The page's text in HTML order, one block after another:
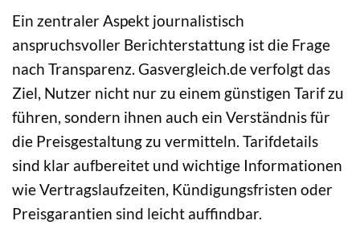
Ein zentraler Aspekt journalistisch
anspruchsvoller Berichterstattung ist die Frage
nach Transparenz. Gasvergleich.de verfolgt das
Ziel, Nutzer nicht nur zu einem günstigen Tarif zu
führen, sondern ihnen auch ein Verständnis für
die Preisgestaltung zu vermitteln. Tarifdetails
sind klar aufbereitet und wichtige Informationen
wie Vertragslaufzeiten, Kündigungsfristen oder
Preisgarantien sind leicht auffindbar.